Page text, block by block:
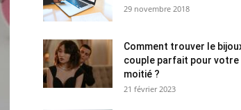
29 novembre 2018
Comment trouver le
couple parfait pour votre
moitié ?
21 février 2023